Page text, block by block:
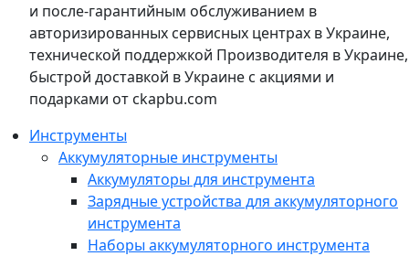
и после-гарантийным обслуживанием в
авторизированных сервисных центрах в Украине,
технической поддержкой Производителя в Украине,
быстрой доставкой в Украине с акциями и
подарками от ckapbu.com
Инструменты
Аккумуляторные инструменты
Аккумуляторы для инструмента
Зарядные устройства для аккумуляторного
инструмента
Наборы аккумуляторного инструмента